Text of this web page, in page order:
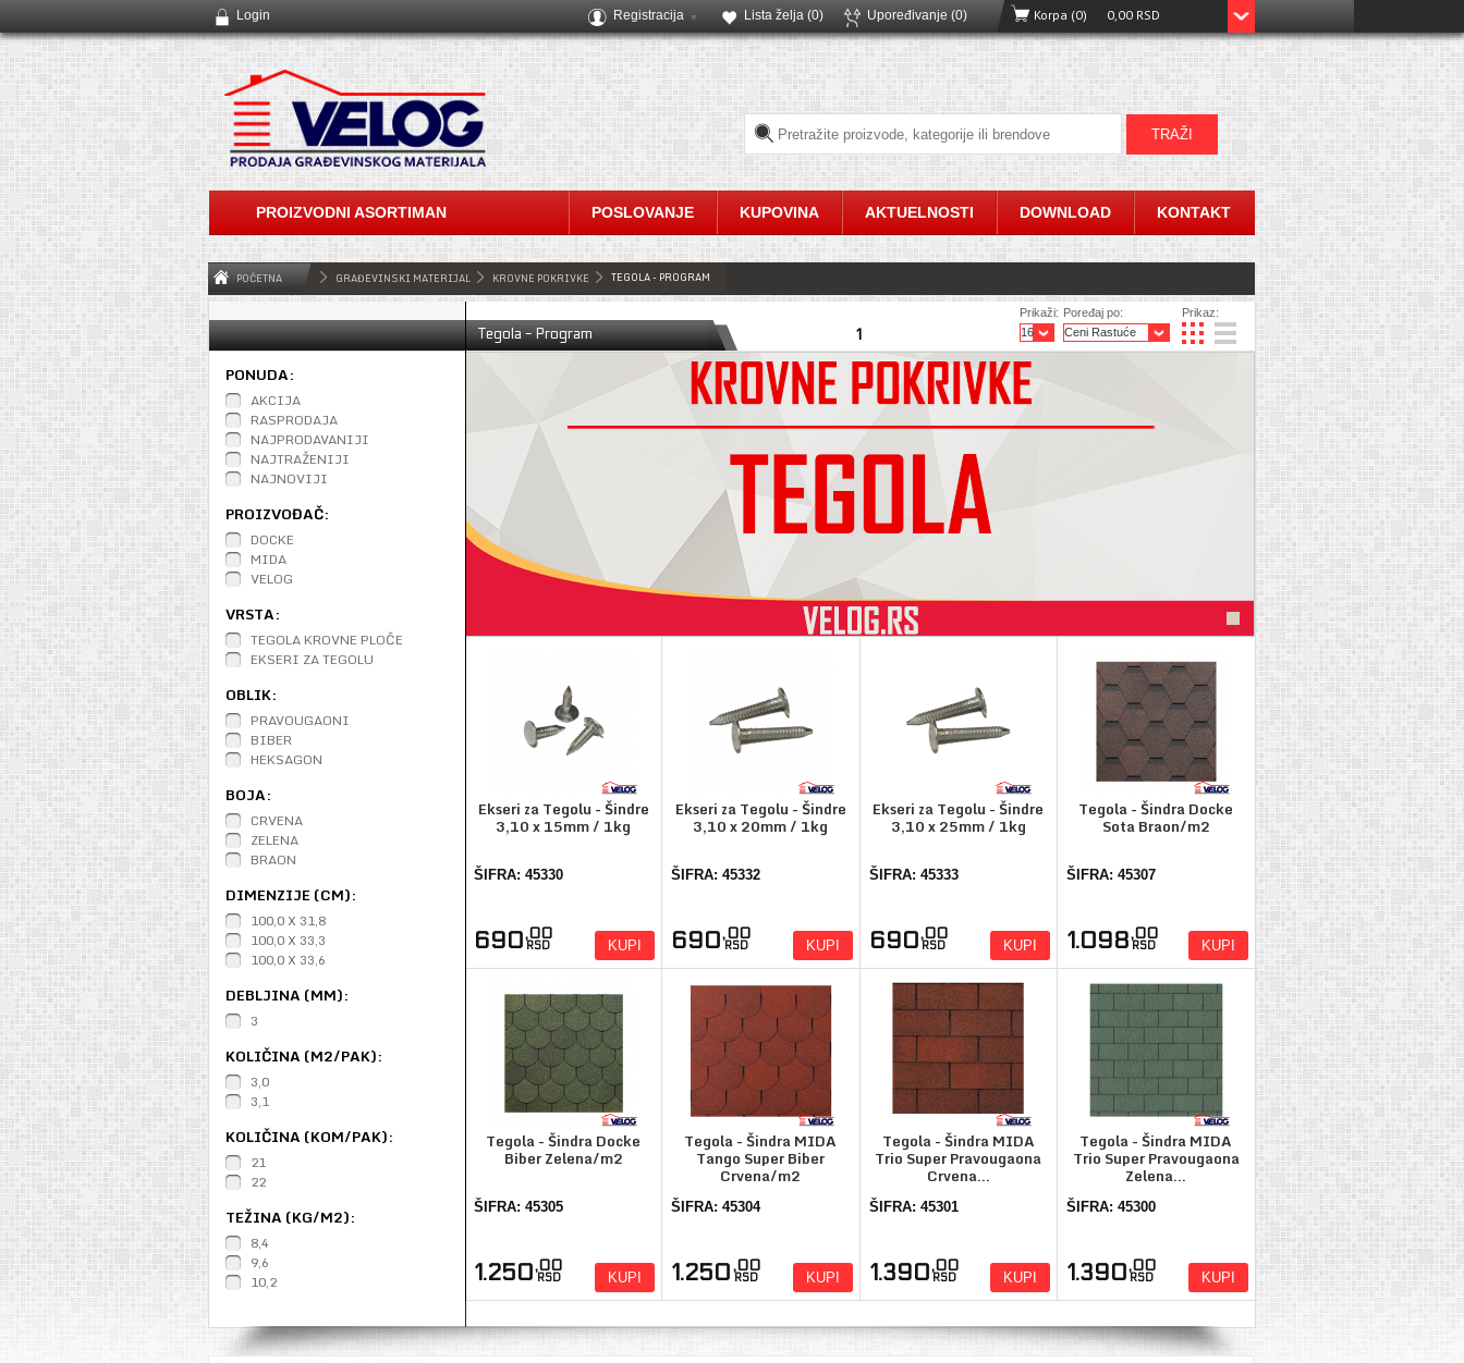
Korpa (0) 0,00 RSD
Upoređivanje (0)
Lista želja (0)
Registracija
Login
PROIZVODNI ASORTIMAN POSLOVANJE KUPOVINA AKTUELNOSTI DOWNLOAD KONTAKT
POČETNA GRAĐEVINSKI MATERIJAL KROVNE POKRIVKE TEGOLA - PROGRAM
PONUDA:
AKCIJA
RASPRODAJA
NAJPRODAVANIJI
NAJTRAŽENIJI
NAJNOVIJI
PROIZVOĐAČ:
DOCKE
MIDA
VELOG
VRSTA:
TEGOLA KROVNE PLOČE
EKSERI ZA TEGOLU
OBLIK:
PRAVOUGAONI
BIBER
HEKSAGON
BOJA:
CRVENA
ZELENA
BRAON
DIMENZIJE (CM):
100,0 X 31,8
100,0 X 33,3
100,0 X 33,6
DEBLJINA (MM):
3
KOLIČINA (M2/PAK):
3,0
3,1
KOLIČINA (KOM/PAK):
21
22
TEŽINA (KG/M2):
8,4
9,6
10,2
Tegola - Program 1
Prikaz:
Poređaj po:
Prikaži:
Ekseri za Tegolu - Šindre
3,10 x 15mm / 1kg
ŠIFRA: 45330
690,00
RSD KUPI
Ekseri za Tegolu - Šindre
3,10 x 20mm / 1kg
ŠIFRA: 45332
690,00
RSD KUPI
Ekseri za Tegolu - Šindre
3,10 x 25mm / 1kg
ŠIFRA: 45333
690,00
RSD KUPI
Tegola - Šindra Docke
Sota Braon/m2
ŠIFRA: 45307
1.098,00
RSD KUPI
Tegola - Šindra Docke
Biber Zelena/m2
ŠIFRA: 45305
1.250,00
RSD KUPI
Tegola - Šindra MIDA
Tango Super Biber
Crvena/m2
ŠIFRA: 45304
1.250,00
RSD KUPI
Tegola - Šindra MIDA
Trio Super Pravougaona
Crvena...
ŠIFRA: 45301
1.390,00
RSD KUPI
Tegola - Šindra MIDA
Trio Super Pravougaona
Zelena...
ŠIFRA: 45300
1.390,00
RSD KUPI